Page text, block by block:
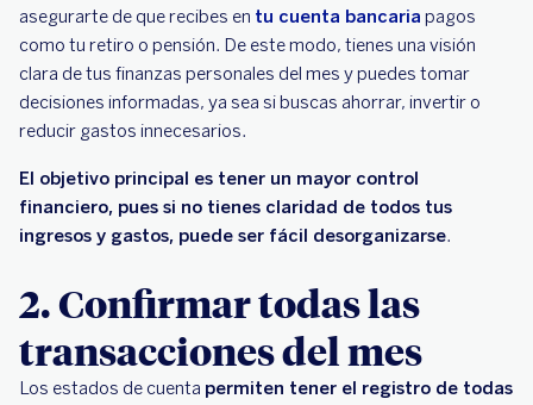
asegurarte de que recibes en tu cuenta bancaria pagos
como tu retiro o pensión. De este modo, tienes una visión
clara de tus finanzas personales del mes y puedes tomar
decisiones informadas, ya sea si buscas ahorrar, invertir o
reducir gastos innecesarios.
El objetivo principal es tener un mayor control
financiero, pues si no tienes claridad de todos tus
ingresos y gastos, puede ser fácil desorganizarse.
2. Confirmar todas las
transacciones del mes
Los estados de cuenta permiten tener el registro de todas